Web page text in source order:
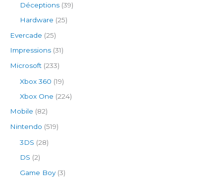
Déceptions (39)
Hardware (25)
Evercade (25)
Impressions (31)
Microsoft (233)
Xbox 360 (19)
Xbox One (224)
Mobile (82)
Nintendo (519)
3DS (28)
DS (2)
Game Boy(3)